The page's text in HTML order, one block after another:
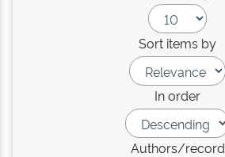
Sort items by
In order
Authors/record